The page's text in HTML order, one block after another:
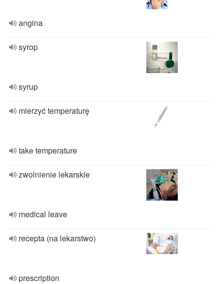
angina
syrop
syrup
mierzyć temperaturę
take temperature
zwolnienie lekarskie
medical leave
recepta (na lekarstwo)
prescription